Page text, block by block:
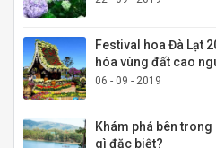
Festival hoa Đà Lạt
hóa vùng đất cao
06 - 09 - 2019
Khám phá bên
gì đặc biệt?